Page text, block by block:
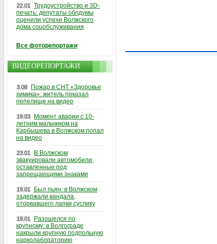
22.01
Трудоустройство и 3D-
печать: депутаты облдумы
оценили успехи Волжского
дома соцобслуживания
Все фоторепортажи
ВИДЕОРЕПОРТАЖИ
3.08
Пожар в СНТ «Здоровье
химика»: житель показал
пепелище на видео
19.03
Момент аварии с 10-
летним мальчиком на
Карбышева в Волжском попал
на видео
23.01
В Волжском
эвакуировали автомобили,
оставленные под
запрещающими знаками
19.01
Был пьян: в Волжском
задержали вандала,
оторвавшего лапки суслику
19.01
Разошелся по
крупному: в Волгограде
накрыли крупную подпольную
нарколабораторию